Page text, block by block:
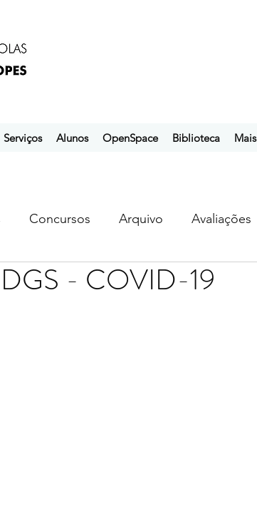
Serviços Alunos OpenSpace Biblioteca Mais
Concursos Arquivo Avaliações
ebpol ubuntu
DGS - COVID-19